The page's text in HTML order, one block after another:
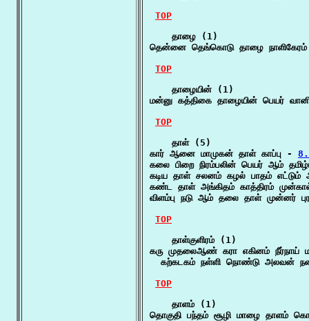
TOP
    தாழை (1)
தென்னை தெங்கொடு தாழை
TOP
    தாழையின் (1)
மன்னு கத்திகை தாழையின் பெயர்
TOP
    தாள் (5)
கார் ஆனை மாமுகன் தாள் காப்பு -
கலை பிறை நிரம்பலின் பெயர் ஆம்
கடிய தாள் சலனம் கழல் பாதம்
கண்ட தாள் அங்கிதம் காத்திரம்
விளம்பு நடு ஆம் தலை தாள் முன்னர்
TOP
    தாள்குளிரம் (1)
கரு முதலைஆண் கரா எகினம் நீர்நாய்
கற்கடகம் நள்ளி நொண்டு அலவன்
TOP
    தாளம் (1)
தொகுதி பந்தம் சூழி மாழை தாளம்